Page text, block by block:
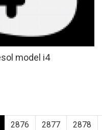
model i4
2876 2877 2878